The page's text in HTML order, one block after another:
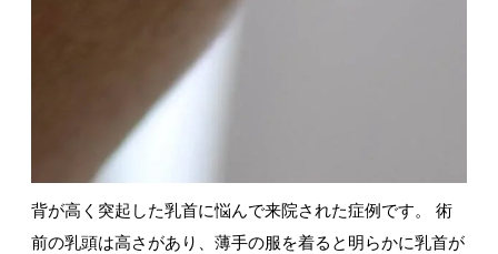
背が高く突起した乳首に悩んで来院された症例です。 術
前の乳頭は高さがあり、薄手の服を着ると明らかに乳首が